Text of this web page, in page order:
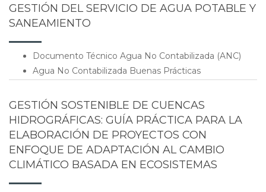
GESTIÓN DEL SERVICIO DE AGUA POTABLE Y
SANEAMIENTO
Documento Técnico Agua No Contabilizada (ANC)
Agua No Contabilizada Buenas Prácticas
GESTIÓN SOSTENIBLE DE CUENCAS
HIDROGRÁFICAS: GUÍA PRÁCTICA PARA LA
ELABORACIÓN DE PROYECTOS CON
ENFOQUE DE ADAPTACIÓN AL CAMBIO
CLIMÁTICO BASADA EN ECOSISTEMAS